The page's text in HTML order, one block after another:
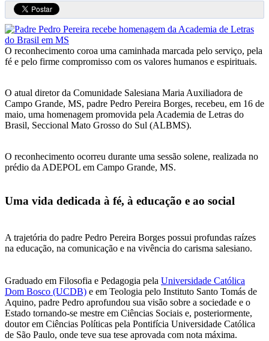
O reconhecimento coroa uma caminhada marcada pelo serviço, pela
fé e pelo firme compromisso com os valores humanos e espirituais.
O atual diretor da Comunidade Salesiana Maria Auxiliadora de
Campo Grande, MS, padre Pedro Pereira Borges, recebeu, em 16 de
maio, uma homenagem promovida pela Academia de Letras do
Brasil, Seccional Mato Grosso do Sul (ALBMS).
O reconhecimento ocorreu durante uma sessão solene, realizada no
prédio da ADEPOL em Campo Grande, MS.
Uma vida dedicada à fé, à educação e ao social
A trajetória do padre Pedro Pereira Borges possui profundas raízes
na educação, na comunicação e na vivência do carisma salesiano.
Graduado em Filosofia e Pedagogia pela Universidade Católica
Dom Bosco (UCDB) e em Teologia pelo Instituto Santo Tomás de
Aquino, padre Pedro aprofundou sua visão sobre a sociedade e o
Estado tornando-se mestre em Ciências Sociais e, posteriormente,
doutor em Ciências Políticas pela Pontifícia Universidade Católica
de São Paulo, onde teve sua tese aprovada com nota máxima.